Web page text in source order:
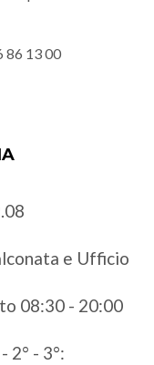
86 13 00
e Ufficio
08:30 - 20:00
2° - 3°: